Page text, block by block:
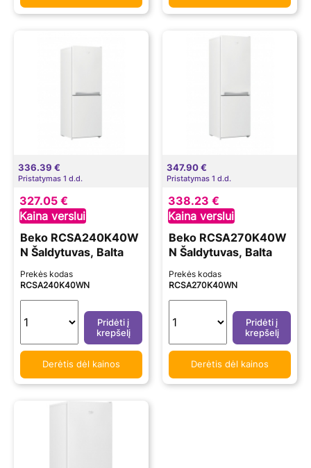
336.39 €
Pristatymas 1 d.d.
327.05 €
Kaina verslui
Beko RCSA240K40W
N Šaldytuvas, Balta
Prekės kodas
RCSA240K40WN
Pridėti į
krepšelį
Derėtis dėl kainos
347.90 €
Pristatymas 1 d.d.
338.23 €
Kaina verslui
Beko RCSA270K40W
N Šaldytuvas, Balta
Prekės kodas
RCSA270K40WN
Pridėti į
krepšelį
Derėtis dėl kainos